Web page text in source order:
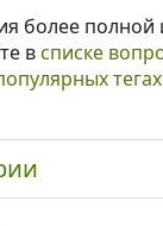
более
всписке
тегах